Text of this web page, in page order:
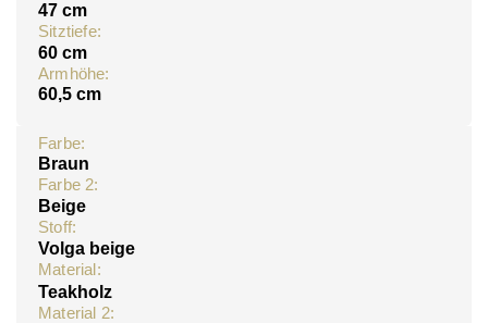
47 cm
Sitztiefe:
60 cm
Armhöhe:
60,5 cm
Farbe:
Braun
Farbe 2:
Beige
Stoff:
Volga beige
Material:
Teakholz
Material 2: